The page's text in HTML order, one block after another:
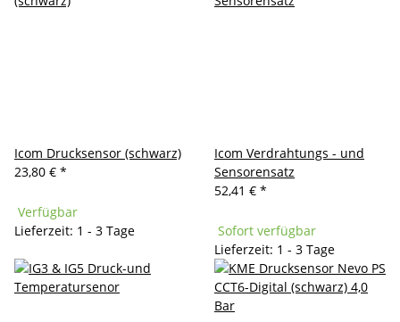
Icom Drucksensor (schwarz)
23,80 € *
Verfügbar
Lieferzeit: 1 - 3 Tage
Icom Verdrahtungs - und
Sensorensatz
52,41 € *
Sofort verfügbar
Lieferzeit: 1 - 3 Tage